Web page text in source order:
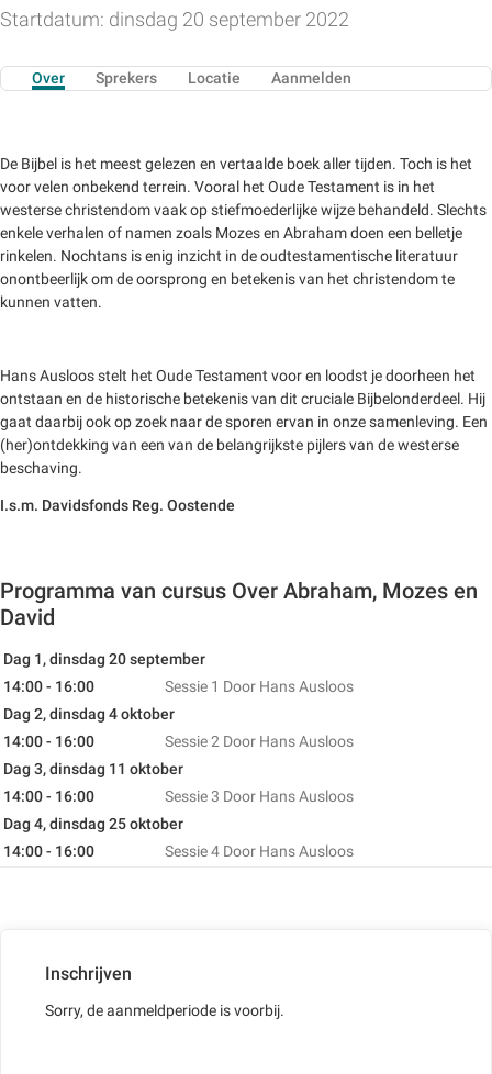
Startdatum: dinsdag 20 september 2022
Over Sprekers Locatie Aanmelden
De Bijbel is het meest gelezen en vertaalde boek aller tijden. Toch is het
voor velen onbekend terrein. Vooral het Oude Testament is in het
westerse christendom vaak op stiefmoederlijke wijze behandeld. Slechts
enkele verhalen of namen zoals Mozes en Abraham doen een belletje
rinkelen. Nochtans is enig inzicht in de oudtestamentische literatuur
onontbeerlijk om de oorsprong en betekenis van het christendom te
kunnen vatten.
Hans Ausloos stelt het Oude Testament voor en loodst je doorheen het
ontstaan en de historische betekenis van dit cruciale Bijbelonderdeel. Hij
gaat daarbij ook op zoek naar de sporen ervan in onze samenleving. Een
(her)ontdekking van een van de belangrijkste pijlers van de westerse
beschaving.
I.s.m. Davidsfonds Reg. Oostende
Programma van cursus Over Abraham, Mozes en
David
Dag 1, dinsdag 20 september
14:00 - 16:00
Sessie 1 Door Hans Ausloos
Dag 2, dinsdag 4 oktober
14:00 - 16:00
Sessie 2 Door Hans Ausloos
Dag 3, dinsdag 11 oktober
14:00 - 16:00
Sessie 3 Door Hans Ausloos
Dag 4, dinsdag 25 oktober
14:00 - 16:00
Sessie 4 Door Hans Ausloos
Inschrijven
Sorry, de aanmeldperiode is voorbij.